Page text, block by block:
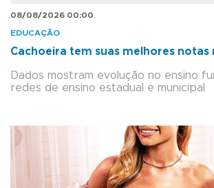
08/08/2026 00:00
EDUCAÇÃO
Cachoeira tem suas melhores notas
Dados mostram evolução no ensino
redes de ensino estadual e municipal